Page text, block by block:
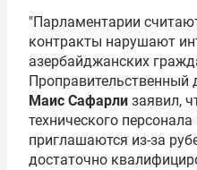
"Парламентарии
контракты нарушают
азербайджанских
Проправительственный
Маис Сафарли заявил,
технического
приглашаются из-за
достаточно